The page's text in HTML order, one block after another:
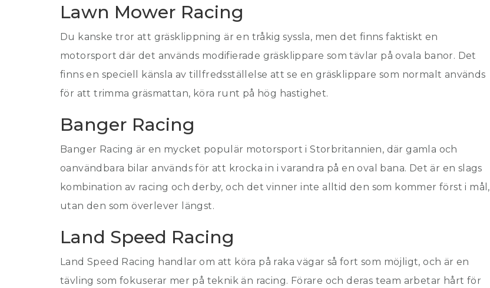
Lawn Mower Racing
Du kanske tror att gräsklippning är en tråkig syssla, men det finns faktiskt en
motorsport där det används modifierade gräsklippare som tävlar på ovala banor. Det
finns en speciell känsla av tillfredsställelse att se en gräsklippare som normalt används
för att trimma gräsmattan, köra runt på hög hastighet.
Banger Racing
Banger Racing är en mycket populär motorsport i Storbritannien, där gamla och
oanvändbara bilar används för att krocka in i varandra på en oval bana. Det är en slags
kombination av racing och derby, och det vinner inte alltid den som kommer först i mål,
utan den som överlever längst.
Land Speed Racing
Land Speed Racing handlar om att köra på raka vägar så fort som möjligt, och är en
tävling som fokuserar mer på teknik än racing. Förare och deras team arbetar hårt för